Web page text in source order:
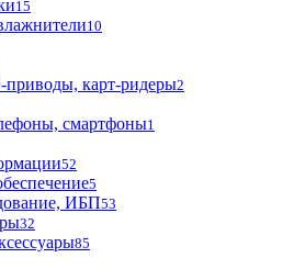
15
10
карт-ридеры2
смартфоны1
52
5
ИБП53
32
85